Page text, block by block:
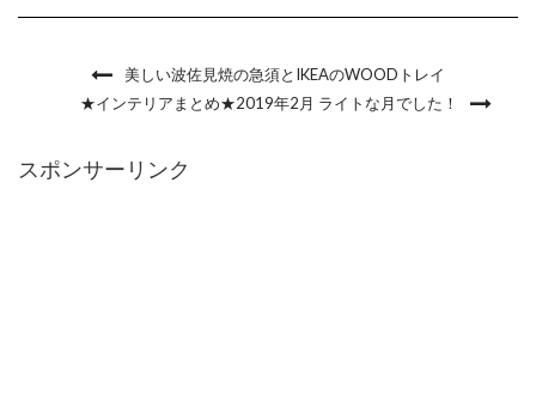
美しい波佐見焼の急須とIKEAのWOODトレイ
★インテリアまとめ★2019年2月 ライトな月でした！
スポンサーリンク